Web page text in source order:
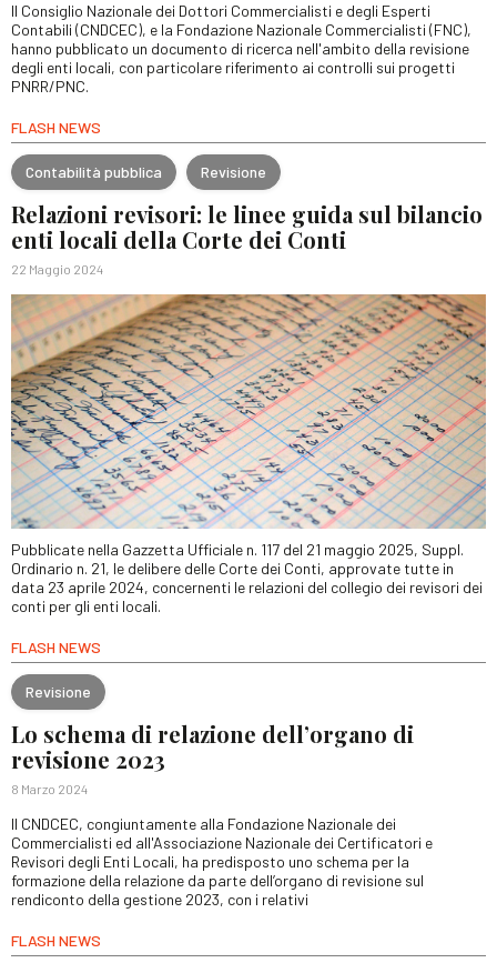
Il Consiglio Nazionale dei Dottori Commercialisti e degli Esperti
Contabili (CNDCEC), e la Fondazione Nazionale Commercialisti (FNC),
hanno pubblicato un documento di ricerca nell'ambito della revisione
degli enti locali, con particolare riferimento ai controlli sui progetti
PNRR/PNC.
FLASH NEWS
Contabilità pubblica Revisione
Relazioni revisori: le linee guida sul bilancio
enti locali della Corte dei Conti
22 Maggio 2024
Pubblicate nella Gazzetta Ufficiale n. 117 del 21 maggio 2025, Suppl.
Ordinario n. 21, le delibere delle Corte dei Conti, approvate tutte in
data 23 aprile 2024, concernenti le relazioni del collegio dei revisori dei
conti per gli enti locali.
FLASH NEWS
Revisione
Lo schema di relazione dell’organo di
revisione 2023
8 Marzo 2024
Il CNDCEC, congiuntamente alla Fondazione Nazionale dei
Commercialisti ed all'Associazione Nazionale dei Certificatori e
Revisori degli Enti Locali, ha predisposto uno schema per la
formazione della relazione da parte dell’organo di revisione sul
rendiconto della gestione 2023, con i relativi
FLASH NEWS